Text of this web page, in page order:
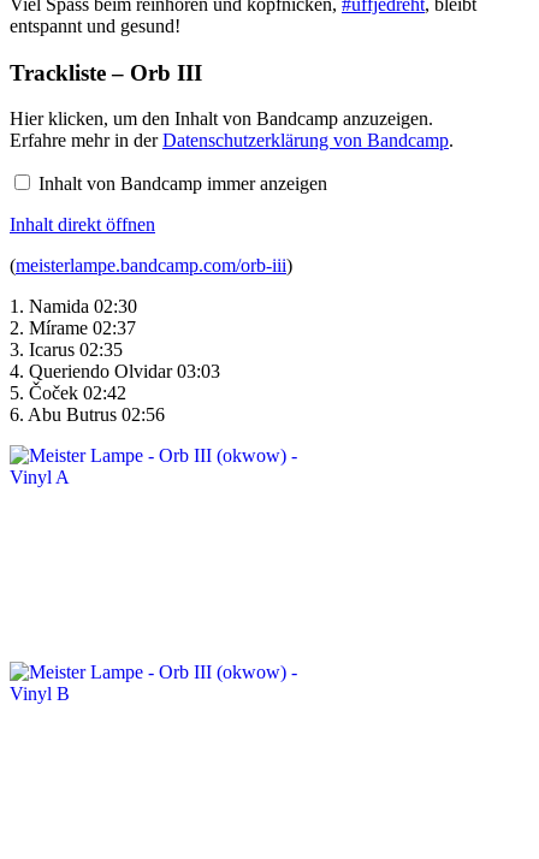
Viel Spass beim reinhören und kopfnicken, #uffjedreht, bleibt
entspannt und gesund!
Trackliste – Orb III
Inhalt
von
Bandcamp
anzeigen
Hier klicken, um den Inhalt von Bandcamp anzuzeigen.
Erfahre mehr in derDatenschutzerklärung von Bandcamp.
Inhalt von Bandcamp immer anzeigen
Inhalt direkt öffnen
(meisterlampe.bandcamp.com/orb-iii)
1. Namida 02:30
2. Mírame 02:37
3. Icarus 02:35
4. Queriendo Olvidar 03:03
5. Čoček 02:42
6. Abu Butrus 02:56